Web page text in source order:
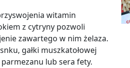
witamin
z cytryny pozwoli
zawartego w nim żelaza.
gałki muszkatołowej
lub sera fety.